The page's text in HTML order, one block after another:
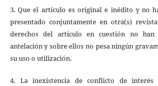
3. Que el artículo es original e inédito y no
presentado conjuntamente en otra(s)
derechos del artículo en cuestión no han
antelación y sobre ellos no pesa ningún
su uso o utilización.
4. La inexistencia de conflicto de